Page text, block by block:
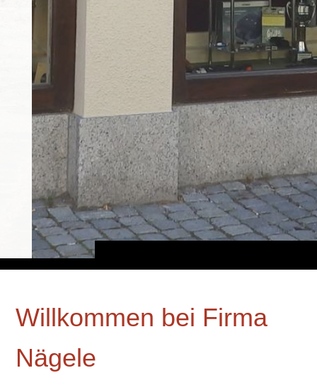
Willkommen bei Firma
Nägele